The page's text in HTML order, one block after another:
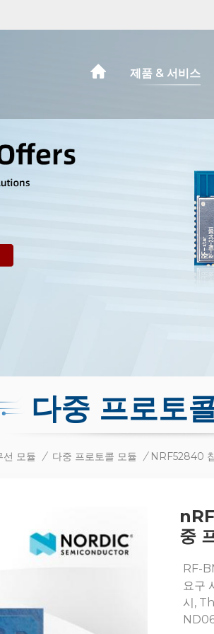
제품 & 서비스
다중 프로토
선 모듈 / 다중 프로토콜 모듈 /
중
RF-
요구
시,